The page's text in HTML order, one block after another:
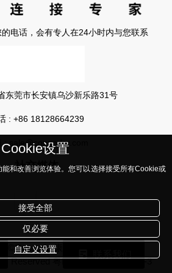
Cookie设置
和改善浏览体验。您可以选择接受所有Cookie或
接受全部
仅必要
自定义设置
电话，会有专人在24小时内与您联系
东莞市长安镇乌沙新乐路31号
: +86 18128664239
:sale@connoder.com
社交媒体
©Connoder康诺德所有
Reserved粤ICP备2023108441号-3